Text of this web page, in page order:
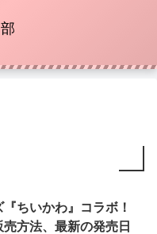
ちいかわ』コラボ！
方法、最新の発売日